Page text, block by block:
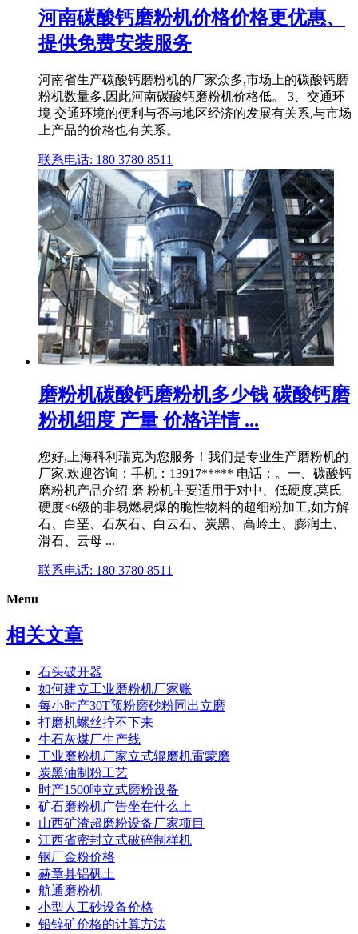
河南碳酸钙磨粉机价格价格更优惠、
提供免费安装服务
河南省生产碳酸钙磨粉机的厂家众多,市场上的碳酸钙磨
粉机数量多,因此河南碳酸钙磨粉机价格低。 3、交通环
境 交通环境的便利与否与地区经济的发展有关系,与市场
上产品的价格也有关系。
联系电话: 180 3780 8511
磨粉机碳酸钙磨粉机多少钱 碳酸钙磨
粉机细度 产量 价格详情 ...
您好,上海科利瑞克为您服务！我们是专业生产磨粉机的
厂家,欢迎咨询：手机：13917***** 电话：。一、碳酸钙
磨粉机产品介绍 磨 粉机主要适用于对中、低硬度,莫氏
硬度≤6级的非易燃易爆的脆性物料的超细粉加工,如方解
石、白垩、石灰石、白云石、炭黑、高岭土、膨润土、
滑石、云母 ...
联系电话: 180 3780 8511
Menu
相关文章
石头破开器
如何建立工业磨粉机厂家账
每小时产30T预粉磨砂粉同出立磨
打磨机螺丝拧不下来
生石灰煤厂生产线
工业磨粉机厂家立式辊磨机雷蒙磨
炭黑油制粉工艺
时产1500吨立式磨粉设备
矿石磨粉机广告坐在什么上
山西矿渣超磨粉设备厂家项目
江西省密封立式破碎制样机
钢厂金粉价格
赫章县铝矾土
航通磨粉机
小型人工砂设备价格
铅锌矿价格的计算方法